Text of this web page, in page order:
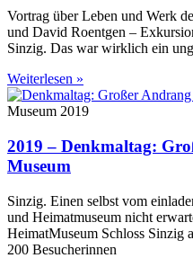
Vortrag über Leben und Werk
und David Roentgen –
Sinzig. Das war wirklich ein
Weiterlesen »
Museum 2019
2019 – Denkmaltag:
Museum
Sinzig. Einen selbst vom
und Heimatmuseum nicht
HeimatMuseum Schloss Sinzig
200 Besucherinnen